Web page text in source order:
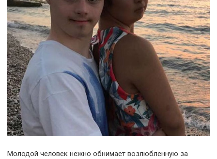
Молодой человек нежно обнимает возлюбленную за